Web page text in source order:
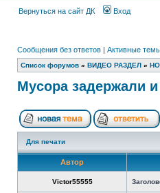
Вернуться на сайт ДК Вход
Сообщения без ответов | Активные
Список форумов » ВИДЕО РАЗДЕЛ »
Мусора задержали
Для печати
Автор
Victor55555